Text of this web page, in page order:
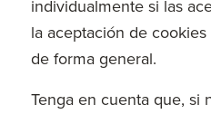
individualmente si las
la aceptación de
de forma general.
Tenga en cuenta que, si